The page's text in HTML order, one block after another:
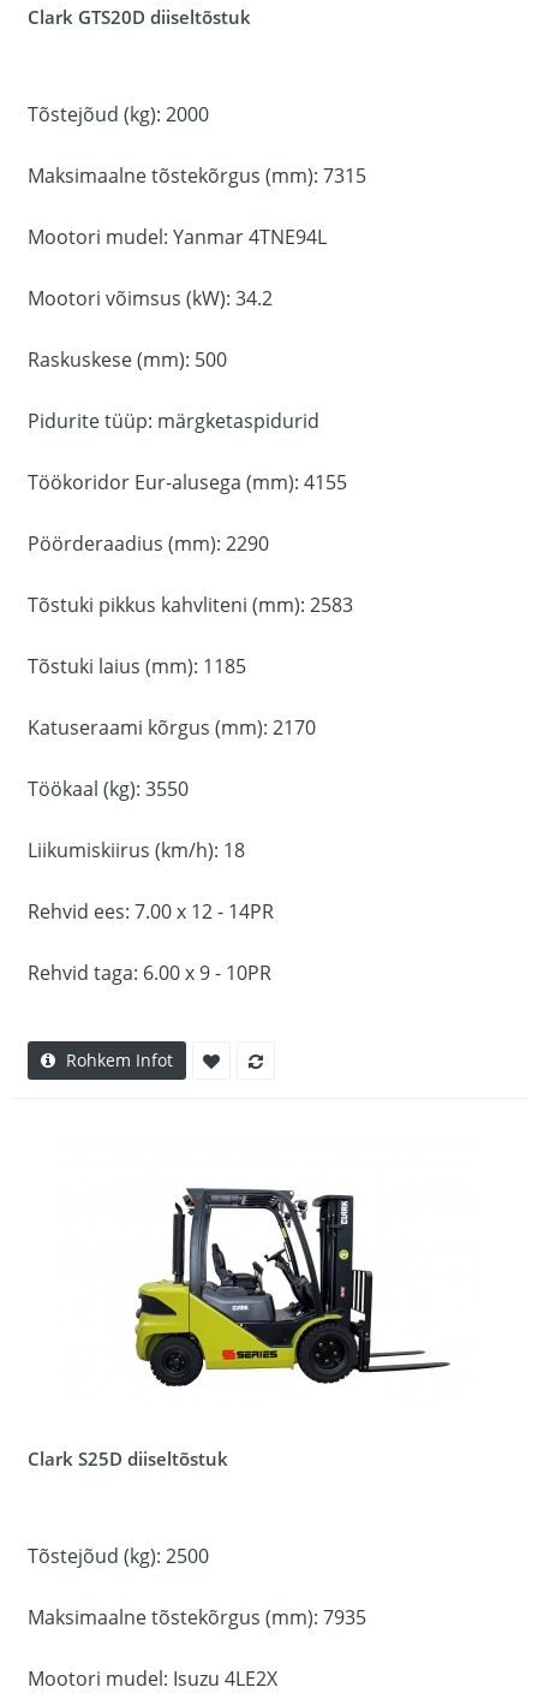
Clark GTS20D diiseltõstuk
Tõstejõud (kg): 2000
Maksimaalne tõstekõrgus (mm): 7315
Mootori mudel: Yanmar 4TNE94L
Mootori võimsus (kW): 34.2
Raskuskese (mm): 500
Pidurite tüüp: märgketaspidurid
Töökoridor Eur-alusega (mm): 4155
Pöörderaadius (mm): 2290
Tõstuki pikkus kahvliteni (mm): 2583
Tõstuki laius (mm): 1185
Katuseraami kõrgus (mm): 2170
Töökaal (kg): 3550
Liikumiskiirus (km/h): 18
Rehvid ees: 7.00 x 12 - 14PR
Rehvid taga: 6.00 x 9 - 10PR
Rohkem Infot
Clark S25D diiseltõstuk
Tõstejõud (kg): 2500
Maksimaalne tõstekõrgus (mm): 7935
Mootori mudel: Isuzu 4LE2X